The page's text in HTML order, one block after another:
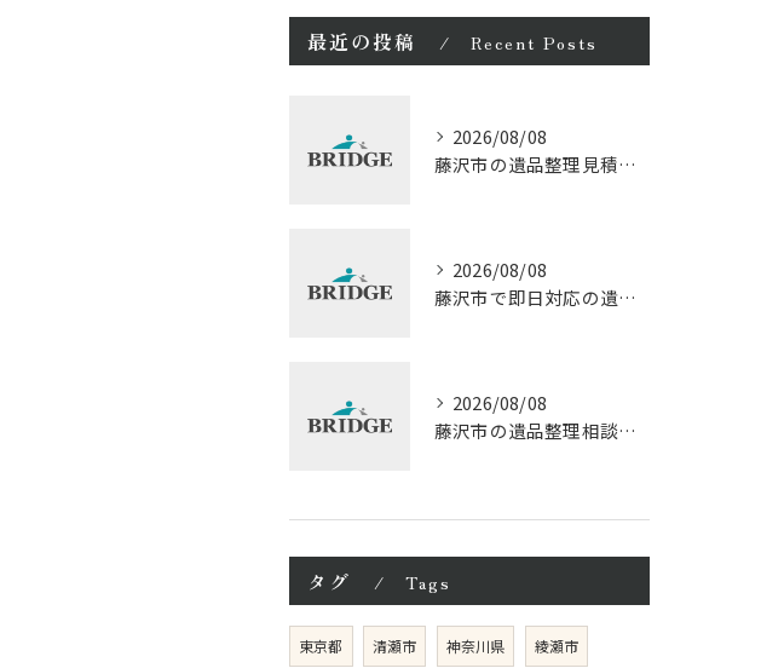
最近の投稿 Recent Posts
2026/08/08
藤沢市の遺品整理見積もりと相談の流れ
2026/08/08
藤沢市で即日対応の遺品整理口コミ徹底解説
2026/08/08
藤沢市の遺品整理相談と見積もり費用の基本知識
タグ Tags
東京都 清瀬市 神奈川県 綾瀬市